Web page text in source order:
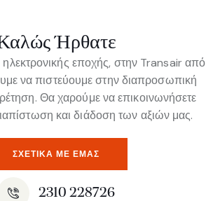
Ήρθατε
εποχής, στην Transair από
να πιστεύουμε στην διαπροσωπική
Θα χαρούμε να επικοινωνήσετε
και διάδοση των αξιών μας.
ΣΧΕΤΙΚΆ ΜΕ ΕΜΆΣ
2310 228726